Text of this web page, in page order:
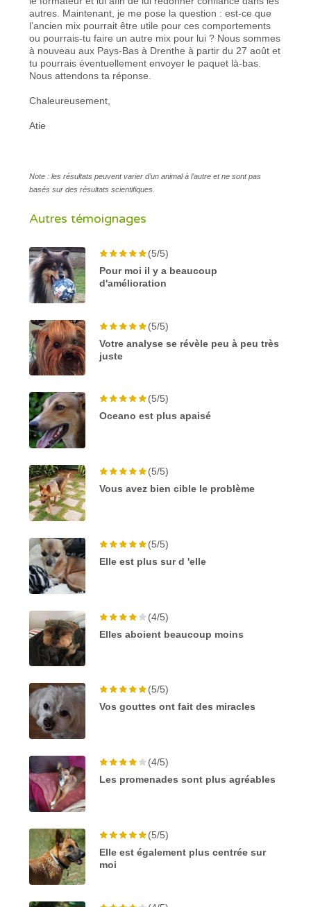
autres. Maintenant, je me pose la question : est-ce que
l’ancien mix pourrait être utile pour ces comportements
ou pourrais-tu faire un autre mix pour lui ? Nous sommes
à nouveau aux Pays-Bas à Drenthe à partir du 27 août et
tu pourrais éventuellement envoyer le paquet là-bas.
Nous attendons ta réponse.
Chaleureusement,
Atie
Note : les résultats peuvent varier d’un animal à l’autre et ne sont pas
basés sur des résultats scientifiques.
Autres témoignages
(5/5)
Pour moi il y a beaucoup
d'amélioration
(5/5)
Votre analyse se révèle peu à peu très
juste
(5/5)
Oceano est plus apaisé
(5/5)
Vous avez bien cible le problème
(5/5)
Elle est plus sur d 'elle
(4/5)
Elles aboient beaucoup moins
(5/5)
Vos gouttes ont fait des miracles
(4/5)
Les promenades sont plus agréables
(5/5)
Elle est également plus centrée sur
moi